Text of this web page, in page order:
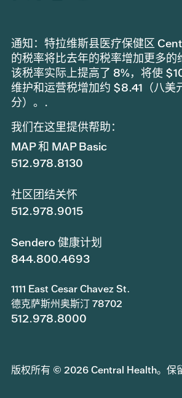
通知：特拉维斯县医疗保健区
的税率将比去年的税率增加更多的
该税率实际上提高了 8%，将使
维护和运营税增加约 $8.41（八美
分）。.
我们在这里提供帮助：
MAP 和 MAP Basic
512.978.8130
社区团结关怀
512.978.9015
Sendero 健康计划
844.800.4693
1111 East Cesar Chavez St.
德克萨斯州奥斯汀 78702
512.978.8000
版权所有 © 2026 Central Health。保